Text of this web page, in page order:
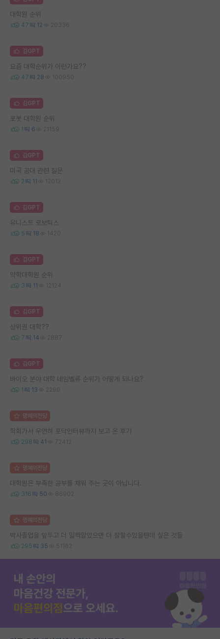
대학원 순위
47 12 20336
김GPT
요즘 대학순위가 이런가요??
47 28 100950
김GPT
로봇 대학원 순위
1 6 21159
김GPT
미국 공대 관련 질문
2 11 12012
김GPT
유니스트 로보틱스
5 18 1420
김GPT
약학대학원 순위
3 11 12124
김GPT
상위권 대학??
7 14 2887
김GPT
바이오 분야 대학 네임벨류 순위가 어떻게 되나요?
1 13 2290
명예의전당
학회가서 우연히 포닥인터뷰까지 보고 온 후기
298 41 72412
명예의전당
대학원은 부족한 공부를 채워 주는 곳이 아닙니다.
316 50 86902
명예의전당
박사졸업을 앞두고 더 일찍알았으면 더 잘할수있을텐데 싶은 것들
295 35 51162